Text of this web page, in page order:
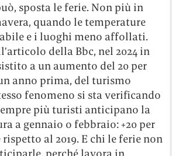
sposta le ferie. Non più in
quando le temperature
e i luoghi meno affollati.
della Bbc, nel 2024 in
a un aumento del 20 per
anno prima, del turismo
fenomeno si sta verificando
più turisti anticipano la
a gennaio o febbraio: +20 per
al 2019. E chi le ferie non